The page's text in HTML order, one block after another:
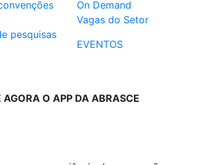
pesquisas
On Demand
Vagas do Setor
EVENTOS
AGORA O APP DA ABRASCE